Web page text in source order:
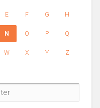
E F G H
N O P Q
W X Y Z